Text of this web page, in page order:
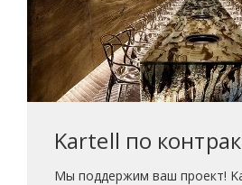
Kartell по
Мы поддержим ваш проект!